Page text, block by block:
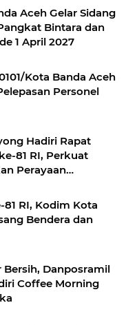
Aceh Gelar Sidang
Bintara dan
1 April 2027
Kota Banda Aceh
Personel
Hadiri Rapat
81 RI, Perkuat
Perayaan
RI, Kodim Kota
Bendera dan
Bersih, Danposramil
Coffee Morning